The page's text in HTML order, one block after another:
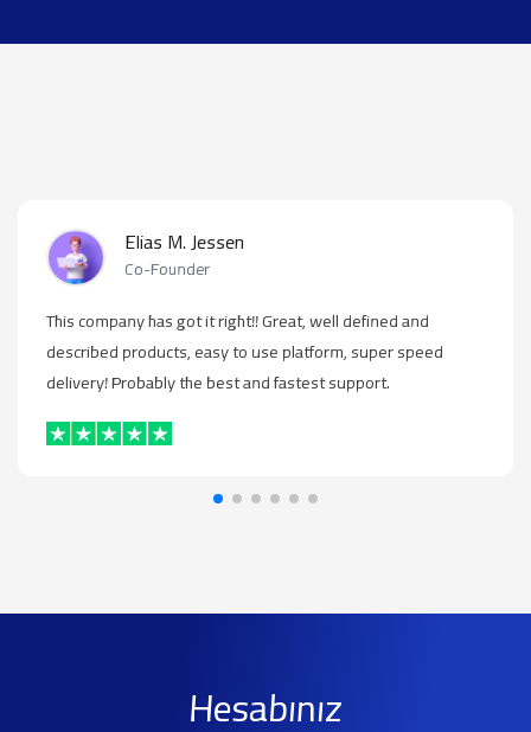
Elias M. Jessen
Co-Founder
This company has got it right!! Great, well defined and
described products, easy to use platform, super speed
delivery! Probably the best and fastest support.
Hesabınız